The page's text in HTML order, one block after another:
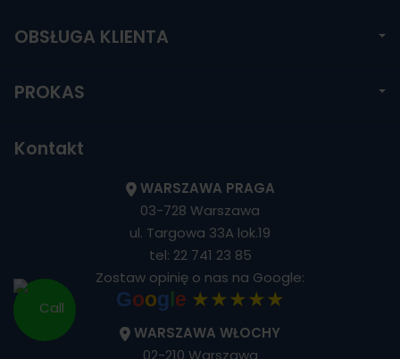
OBSŁUGA KLIENTA
PROKAS
Kontakt
WARSZAWA PRAGA
03-728 Warszawa
ul. Targowa 33A lok.19
tel: 22 741 23 85
Zostaw opinię o nas na Google:
Goog e ★★★★★
WARSZAWA WŁOCHY
02-210 Warszawa